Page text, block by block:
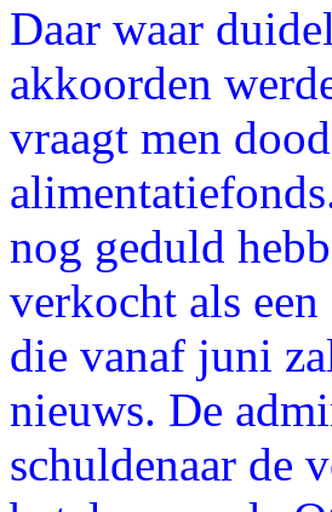
Daar waar
akkoorden
vraagt men
nog geduld
verkocht als
die vanaf juni
nieuws. De
schuldenaar de